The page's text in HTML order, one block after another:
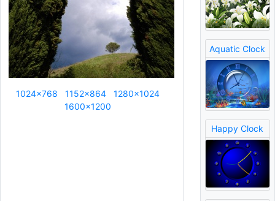
1024x768 1152x864
1280x1024
1600x1200
Aquatic Clock
Happy Clock